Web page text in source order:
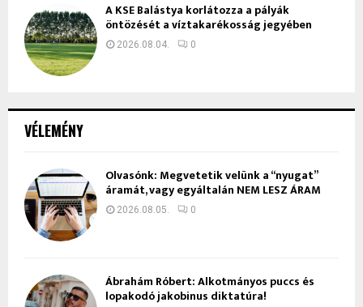
VÉLEMÉNY
Olvasónk: Megvetetik velünk a “nyugat”
áramát, vagy egyáltalán NEM LESZ ÁRAM
2026.08.05. 0
Ábrahám Róbert: Alkotmányos puccs és
lopakodó jakobinus diktatúra!
A KSE Balástya korlátozza a pályák
öntözését a víztakarékosság jegyében
2026.08.04. 0